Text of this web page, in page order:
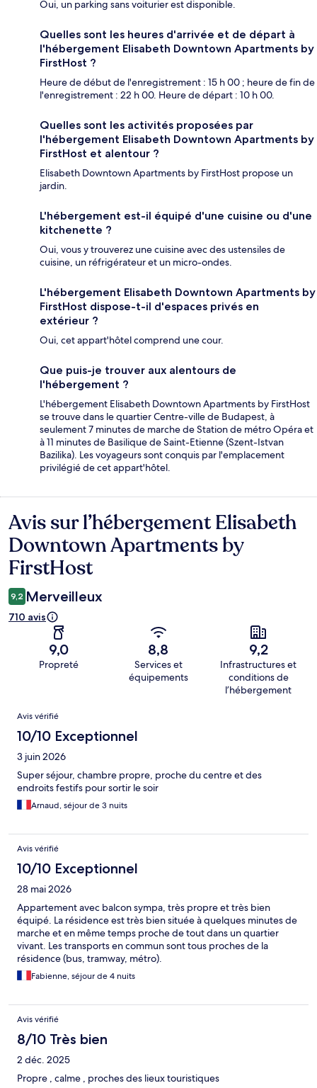
Oui, un parking sans voiturier est disponible.
Quelles sont les heures d'arrivée et de départ à
l'hébergement Elisabeth Downtown Apartments by
FirstHost ?
Heure de début de l'enregistrement : 15 h 00 ; heure de fin de
l'enregistrement : 22 h 00. Heure de départ : 10 h 00.
Quelles sont les activités proposées par
l'hébergement Elisabeth Downtown Apartments by
FirstHost et alentour ?
Elisabeth Downtown Apartments by FirstHost propose un
jardin.
L'hébergement est-il équipé d'une cuisine ou d'une
kitchenette ?
Oui, vous y trouverez une cuisine avec des ustensiles de
cuisine, un réfrigérateur et un micro-ondes.
L'hébergement Elisabeth Downtown Apartments by
FirstHost dispose-t-il d'espaces privés en
extérieur ?
Oui, cet appart'hôtel comprend une cour.
Que puis-je trouver aux alentours de
l'hébergement ?
L'hébergement Elisabeth Downtown Apartments by FirstHost
se trouve dans le quartier Centre-ville de Budapest, à
seulement 7 minutes de marche de Station de métro Opéra et
à 11 minutes de Basilique de Saint-Etienne (Szent-Istvan
Bazilika). Les voyageurs sont conquis par l'emplacement
privilégié de cet appart'hôtel.
Avis
Avis sur l’hébergement Elisabeth
Downtown Apartments by
FirstHost
9,2 Merveilleux
710 avis
9,0
Propreté
8,8
Services et
équipements
9,2
Infrastructures et
conditions de
l’hébergement
Avis
Avis vérifié
10/10 Exceptionnel
3 juin 2026
Super séjour, chambre propre, proche du centre et des
endroits festifs pour sortir le soir
Arnaud, séjour de 3 nuits
Avis vérifié
10/10 Exceptionnel
28 mai 2026
Appartement avec balcon sympa, très propre et très bien
équipé. La résidence est très bien située à quelques minutes de
marche et en même temps proche de tout dans un quartier
vivant. Les transports en commun sont tous proches de la
résidence (bus, tramway, métro).
Fabienne, séjour de 4 nuits
Avis vérifié
8/10 Très bien
2 déc. 2025
Propre , calme , proches des lieux touristiques